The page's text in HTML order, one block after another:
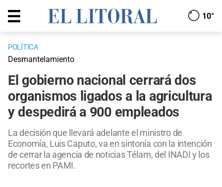
10°
POLÍTICA
Desmantelamiento
El gobierno nacional cerrará dos
organismos ligados a la agricultura
y despedirá a 900 empleados
La decisión que llevará adelante el ministro de
Economía, Luis Caputo, va en sintonía con la intención
de cerrar la agencia de noticias Télam, del INADI y los
recortes en PAMI.